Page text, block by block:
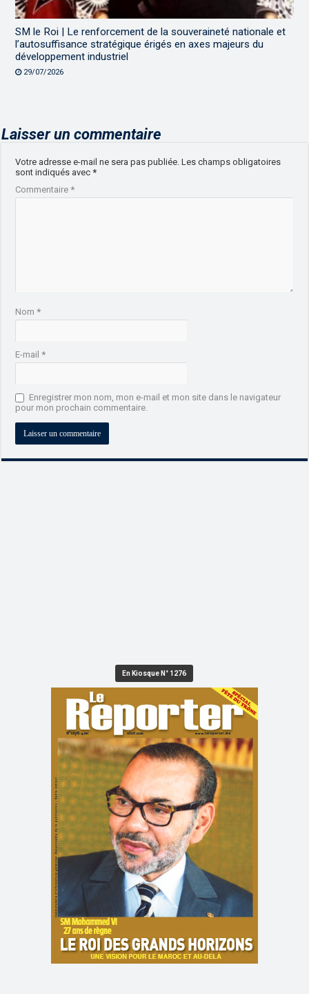
SM le Roi | Le renforcement de la souveraineté nationale et
l’autosuffisance stratégique érigés en axes majeurs du
développement industriel
29/07/2026
Laisser un commentaire
Votre adresse e-mail ne sera pas publiée. Les champs obligatoires
sont indiqués avec*
Commentaire*
Nom*
E-mail*
Enregistrer mon nom, mon e-mail et mon site dans le navigateur
pour mon prochain commentaire.
En Kiosque N° 1276